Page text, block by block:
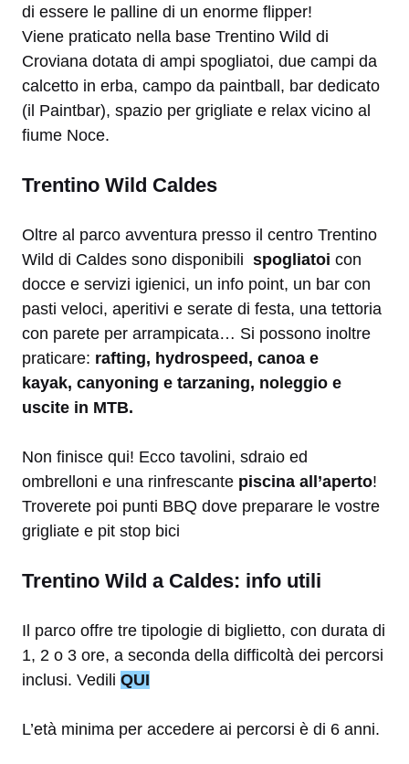
di essere le palline di un enorme flipper!
Viene praticato nella base Trentino Wild di
Croviana dotata di ampi spogliatoi, due campi da
calcetto in erba, campo da paintball, bar dedicato
(il Paintbar), spazio per grigliate e relax vicino al
fiume Noce.
Trentino Wild Caldes
Oltre al parco avventura presso il centro Trentino
Wild di Caldes sono disponibili spogliatoi con
docce e servizi igienici, un info point, un bar con
pasti veloci, aperitivi e serate di festa, una tettoria
con parete per arrampicata… Si possono inoltre
praticare: rafting, hydrospeed, canoa e
kayak, canyoning e tarzaning, noleggio e
uscite in MTB.
Non finisce qui! Ecco tavolini, sdraio ed
ombrelloni e una rinfrescante piscina all’aperto!
Troverete poi punti BBQ dove preparare le vostre
grigliate e pit stop bici
Trentino Wild a Caldes: info utili
Il parco offre tre tipologie di biglietto, con durata di
1, 2 o 3 ore, a seconda della difficoltà dei percorsi
inclusi. Vedili QUI
L’età minima per accedere ai percorsi è di 6 anni.